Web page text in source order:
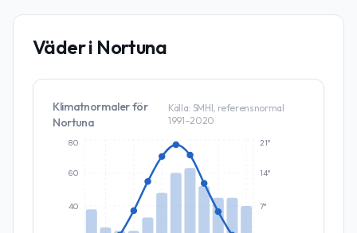
Väder i Nortuna
Klimatnormaler för
Nortuna
Källa: SMHI, referensnormal
1991–2020
40
60
80
7°
14°
21°